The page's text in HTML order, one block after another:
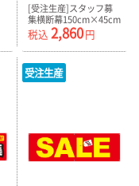
[受注生産]スタッフ募
集横断幕150cm×45cm
TA001-06
税込 2,860円
受注生産